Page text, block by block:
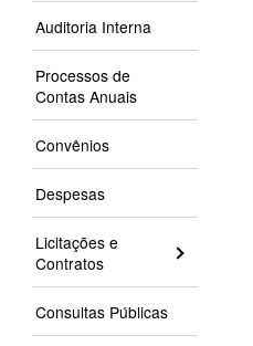
Auditoria Interna
Processos de
Contas Anuais
Convênios
Despesas
Licitações e
Contratos
Consultas Públicas